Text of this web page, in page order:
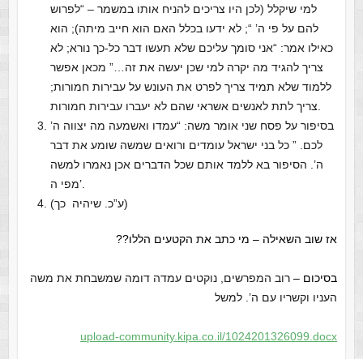
למי שיקלל (לכן היו צריכים להניח אותו במשמר – “לפרוש
להם על פי ה’“; לא ידעו בכלל האם הוא חייב מיתה); הוא
כאילו אמר: “אני סומך עליכם שלא תעשו דבר כל-כך נורא; לא
צריך להגיד מה יקרה למי שכן יעשה את זה…” מכאן אפשר
ללמוד שלא תמיד צריך לפרט את העונש על עבירות חמורות;
בסיפור על פסח שני אומר משה: “עמדו ואשמעה מה יצווה ה’
לכם.” כל בני ישראל עומדים ורואים שמשה שומע את דבר
ה’. הסיפור בא ללמד אותם שכל הדברים אכן נאמרו למשה
מפי ה’.
(ע”כ. שיהיה כך)
אז שוב השאילה – מי כתב את הקטעים הללו??
בסיכום – רוב המפרשים, נוקטים עמדה דומה שמשבחת את משה
העניו וקשריו עם ה’. למשל
upload-community.kipa.co.il/1024201326099.docx